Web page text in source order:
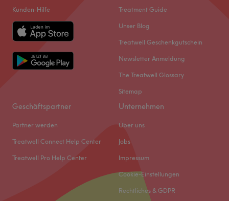
Kunden-Hilfe Treatment Guide
Unser Blog
Treatwell Geschenkgutschein
Newsletter Anmeldung
The Treatwell Glossary
Sitemap
Geschäftspartner
Partner werden
Treatwell Connect Help Center
Treatwell Pro Help Center
Unternehmen
Über uns
Jobs
Impressum
Cookie-Einstellungen
Rechtliches & GDPR